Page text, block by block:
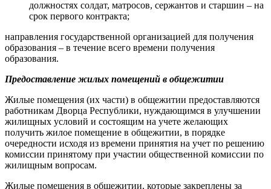
должностях солдат, матросов, сержантов и старшин – на
срок первого контракта;
направления государственной организацией для получения
образования – в течение всего времени получения
образования.
Предоставление жилых помещений в общежитии
Жилые помещения (их части) в общежитии предоставляются
работникам Дворца Республики, нуждающимся в улучшении
жилищных условий и состоящим на учете желающих
получить жилое помещение в общежитии, в порядке
очередности исходя из времени принятия на учет по решению
комиссии принятому при участии общественной комиссии по
жилищным вопросам.
Жилые помещения в общежитии, которые закреплены за